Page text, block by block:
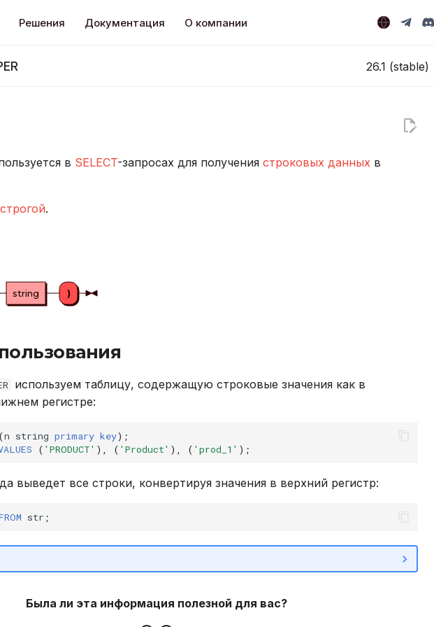
Решения Документация О компании
26.1 (stable)
в SELECT-запросах для получения строковых данных в
строгой.
string )
используем таблицу, содержащую строковые значения как в
регистре:
(n string primary key);
( 'PRODUCT' ), ( 'Product' ), ( 'prod_1' );
выведет все строки, конвертируя значения в верхний регистр:
str ;
Была ли эта информация полезной для вас?